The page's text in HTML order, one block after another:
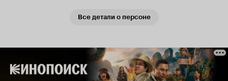
Все детали о персоне